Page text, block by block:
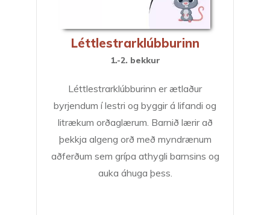
Léttlestrarklúbburinn
1.-2. bekkur
Léttlestrarklúbburinn er ætlaður
byrjendum í lestri og byggir á lifandi og
litrækum orðaglærum. Barnið lærir að
þekkja algeng orð með myndrænum
aðferðum sem grípa athygli barnsins og
auka áhuga þess.